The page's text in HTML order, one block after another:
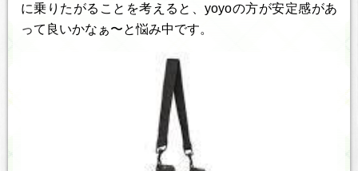
に乗りたがることを考えると、yoyoの方が安定感があ
って良いかなぁ〜と悩み中です。